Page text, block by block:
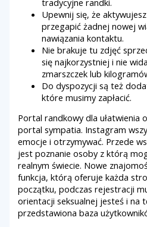
Upewnij się, że
przegapić żadnej nowej
nawiązania kontaktu.
Nie brakuje tu zdjęć
się najkorzystniej i nie
zmarszczek lub
Do dyspozycji są też
które musimy zapłacić.
Portal randkowy dla
portal sympatia. Instagram
emocje i otrzymywać. Przede
jest poznanie osoby z którą
realnym świecie. Nowe
funkcja, którą oferuje każda
początku, podczas rejestracji
orientacji seksualnej jesteś i na
przedstawiona baza